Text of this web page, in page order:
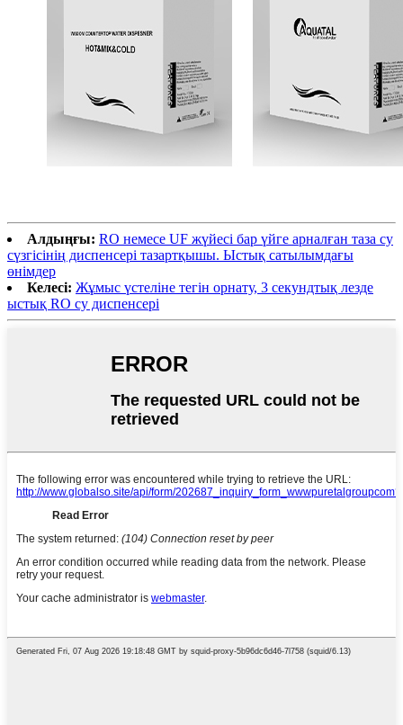
Алдыңғы: RO немесе UF жүйесі бар үйге арналған таза су
сүзгісінің диспенсері тазартқышы. Ыстық сатылымдағы
өнімдер
Келесі: Жұмыс үстеліне тегін орнату, 3 секундтық лезде
ыстық RO су диспенсері